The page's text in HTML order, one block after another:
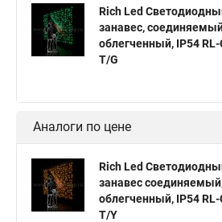
Светодиодная гирлянда занавес белая
Купить гирлянда светодиодная занавес
Светодиодные дожди и занавесы
Светодиодный занавес дождь
Светодиодные дожди занавесы купить
Rich Led
занавес,
облегченный, IP54
T/G
Аналоги по цене
Rich Led
занавес
облегченный, IP54
T/Y